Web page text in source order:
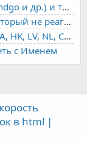
Популярные кино базы (moonwalk,hdgo и др.) и торренты в одном плеере для вашего сайта
Посоветуйте пожалуйста хостера который не реагирует на ркн
THE.HOSTING - VPS/VDS - MD, UA, USA, HK, LV, NL, CA, DE, SK, CZE, GB, IL, TR, PL, BG, RO, IT, FL, HU, PT.
с Именем
в html |